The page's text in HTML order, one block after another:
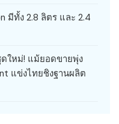
มีทั้ง 2.8 ลิตร และ 2.4
ดใหม่! แม้ยอดขายพุ่ง
แข่งไทยชิงฐานผลิต